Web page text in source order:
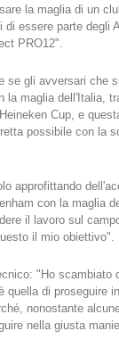
la maglia di un
essere parte degli
PRO12".
se gli avversari che
la maglia dell'Italia,
Cup, e
possibile con la
approfittando
con la maglia
il lavoro sul
il mio obiettivo".
"Ho scambiato
quella di proseguire
nonostante
nella giusta